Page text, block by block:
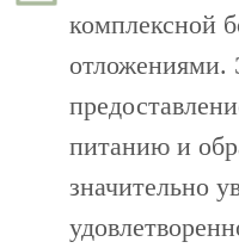
комплексной
отложениями.
питанию и
значительно